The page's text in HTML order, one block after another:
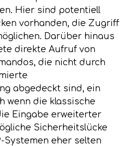
Hier sind potentiell
vorhanden, die Zugriff
Darüber hinaus
direkte Aufruf von
die nicht durch
abgedeckt sind, ein
wenn die klassische
Eingabe erweiterter
Sicherheitslücke
Systemen eher selten